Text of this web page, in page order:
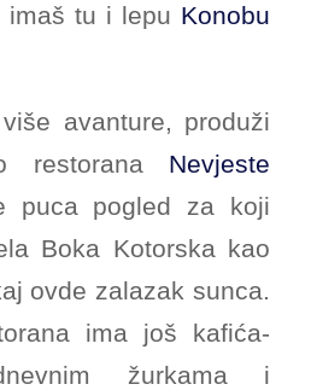
imaš tu i lepu Konobu
avanture, produži
restorana Nevjeste
puca pogled za koji
Boka Kotorska kao
ovde zalazak sunca.
ima još kafića-
žurkama i